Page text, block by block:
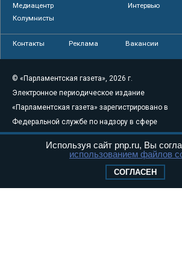
Медиацентр
Интервью
Колумнисты
Контакты Реклама Вакансии
© «Парламентская газета», 2026 г.
Электронное периодическое издание
«Парламентская газета» зарегистрировано в
Федеральной службе по надзору в сфере
связи, информационных технологий и
массовых коммуникаций (Роскомнадзор) 05
Свидетельство о регистрации Эл № ФС77-
Используя сайт pnp.ru, Вы
использованием файлов
СОГЛАСЕН